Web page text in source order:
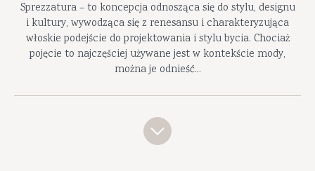
Sprezzatura – to koncepcja odnosząca się do stylu, designu
i kultury, wywodząca się z renesansu i charakteryzująca
włoskie podejście do projektowania i stylu bycia. Chociaż
pojęcie to najczęściej używane jest w kontekście mody,
można je odnieść...